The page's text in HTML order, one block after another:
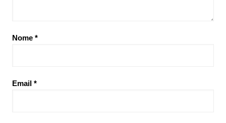
Nome *
Email *